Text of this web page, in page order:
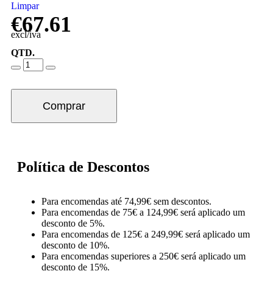
Limpar
€67.61
excl/iva
QTD.
Comprar
Política de Descontos
Para encomendas até 74,99€ sem descontos.
Para encomendas de 75€ a 124,99€ será aplicado um
desconto de 5%.
Para encomendas de 125€ a 249,99€ será aplicado um
desconto de 10%.
Para encomendas superiores a 250€ será aplicado um
desconto de 15%.